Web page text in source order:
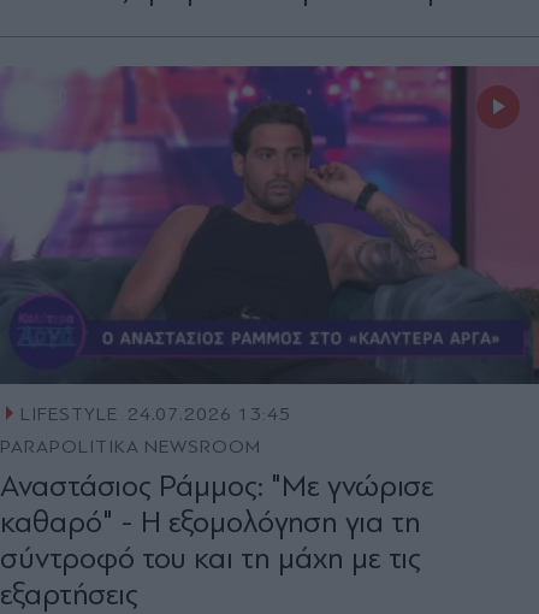
LIFESTYLE 24.07.2026 13:45
PARAPOLITIKA NEWSROOM
Αναστάσιος Ράμμος: "Με γνώρισε
καθαρό" - Η εξομολόγηση για τη
σύντροφό του και τη μάχη με τις
εξαρτήσεις